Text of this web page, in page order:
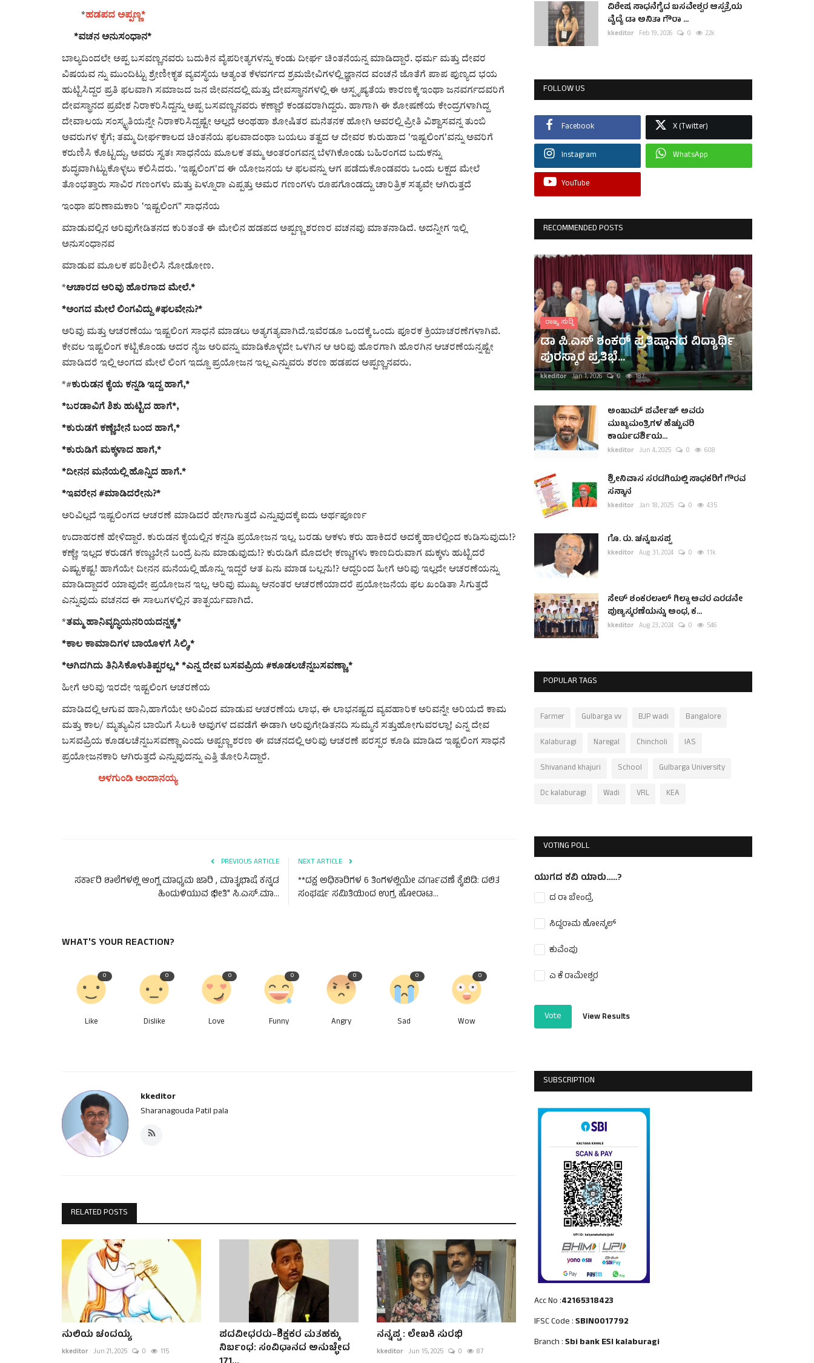
*ಹಡಪದ ಅಪ್ಪಣ್ಣ*
*ವಚನ ಅನುಸಂಧಾನ*
ಬಾಲ್ಯದಿಂದಲೇ ಅಪ್ಪ ಬಸವಣ್ಣನವರು ಬದುಕಿನ ವೈಪರೀತ್ಯಗಳನ್ನು ಕಂಡು ದೀರ್ಘ ಚಿಂತನೆಯನ್ನ ಮಾಡಿದ್ದಾರೆ. ಧರ್ಮ ಮತ್ತು ದೇವರ
ವಿಷಯವ ನ್ನು ಮುಂದಿಟ್ಟು ಶ್ರೇಣೀಕೃತ ವ್ಯವಸ್ಥೆಯ ಅತ್ಯಂತ ಕೆಳವರ್ಗದ ಶ್ರಮಜೀವಿಗಳಲ್ಲಿ ಜ್ಞಾನದ ವಂಚನೆ ಜೊತೆಗೆ ಪಾಪ ಪುಣ್ಯದ ಭಯ
ಹುಟ್ಟಿಸಿದ್ದರ ಪ್ರತಿ ಫಲವಾಗಿ ಸಮಾಜದ ಜನ ಜೀವನದಲ್ಲಿ ಮತ್ತು ದೇವಸ್ಥಾನಗಳಲ್ಲಿ ಈ ಅಸ್ಪೃಷ್ಯತೆಯ ಕಾರಣಕ್ಕೆ ಇಂಥಾ ಜನವರ್ಗದವರಿಗೆ
ದೇವಸ್ಥಾನದ ಪ್ರವೇಶ ನಿರಾಕರಿಸಿದ್ದನ್ನು ಅಪ್ಪ ಬಸವಣ್ಣನವರು ಕಣ್ಣಾರೆ ಕಂಡವರಾಗಿದ್ದರು. ಹಾಗಾಗಿ ಈ ಶೋಷಣೆಯ ಕೇಂದ್ರಗಳಾಗಿದ್ದ
ದೇವಾಲಯ ಸಂಸ್ಕೃತಿಯನ್ನೇ ನಿರಾಕರಿಸಿದ್ದಷ್ಟೇ ಅಲ್ಲದೆ ಅಂಥಹಾ ಶೋಷಿತರ ಮನೆತನಕ ಹೋಗಿ ಅವರಲ್ಲಿ ಪ್ರೀತಿ ವಿಶ್ವಾಸವನ್ನ ತುಂಬಿ
ಅವರುಗಳ ಕೈಗೆ; ತಮ್ಮ ದೀರ್ಘಕಾಲದ ಚಿಂತನೆಯ ಫಲವಾದಂಥಾ ಬಯಲು ತತ್ವದ ಆ ದೇವರ ಕುರುಹಾದ 'ಇಷ್ಟಲಿಂಗ'ವನ್ನು ಅವರಿಗೆ
ಕರುಣಿಸಿ ಕೊಟ್ಟದ್ದು, ಅವರು ಸ್ವತಃ ಸಾಧನೆಯ ಮೂಲಕ ತಮ್ಮ ಅಂತರಂಗವನ್ನ ಬೆಳಗಿಕೊಂಡು ಬಹಿರಂಗದ ಬದುಕನ್ನು
ಶುದ್ಧವಾಗಿಟ್ಟುಕೊಳ್ಳಲು ಕಲಿಸಿದರು. 'ಇಷ್ಟಲಿಂಗ'ದ ಈ ಯೋಜನಯ ಆ ಫಲವನ್ನು ಆಗ ಪಡೆದುಕೊಂಡವರು ಒಂದು ಲಕ್ಷದ ಮೇಲೆ
ತೊಂಭತ್ತಾರು ಸಾವಿರ ಗಣಂಗಳು ಮತ್ತು ಏಳ್ನೂರಾ ಎಪ್ಪತ್ತು ಅಮರ ಗಣಂಗಳು ರೂಪಗೊಂಡದ್ದು ಚಾರಿತ್ರಿಕ ಸತ್ಯವೇ ಆಗಿರುತ್ತದೆ
ಇಂಥಾ ಪರಿಣಾಮಕಾರಿ 'ಇಷ್ಟಲಿಂಗ" ಸಾಧನೆಯ
ಮಾಡುವಲ್ಲಿನ ಅರಿವುಗೇಡಿತನದ ಕುರಿತಂತೆ ಈ ಮೇಲಿನ ಹಡಪದ ಅಪ್ಪಣ್ಣ ಶರಣರ ವಚನವು ಮಾತನಾಡಿದೆ. ಅದನ್ನೀಗ ಇಲ್ಲಿ
ಅನುಸಂಧಾನವ
ಮಾಡುವ ಮೂಲಕ ಪರಿಶೀಲಿಸಿ ನೋಡೋಣ.
*ಆಚಾರದ ಅರಿವು ಹೊರಗಾದ ಮೇಲೆ.*
*ಅಂಗದ ಮೇಲೆ ಲಿಂಗವಿದ್ದು #ಫಲವೇನು?*
ಅರಿವು ಮತ್ತು ಆಚರಣೆಯು ಇಷ್ಟಲಿಂಗ ಸಾಧನೆ ಮಾಡಲು ಅತ್ಯಗತ್ಯವಾಗಿದೆ.ಇವೆರಡೂ ಒಂದಕ್ಕೆ ಒಂದು ಪೂರಕ ಕ್ರಿಯಾಚರಣೆಗಳಾಗಿವೆ.
ಕೇವಲ ಇಷ್ಟಲಿಂಗ ಕಟ್ಟಿಕೊಂಡು ಅದರ ನೈಜ ಅರಿವನ್ನು ಮಾಡಿಕೊಳ್ಳದೇ ಒಳಗಿನ ಆ ಅರಿವು ಹೊರಗಾಗಿ ಹೊರಗಿನ ಆಚರಣೆಯನ್ನಷ್ಟೇ
ಮಾಡಿದರೆ ಇಲ್ಲಿ ಅಂಗದ ಮೇಲೆ ಲಿಂಗ ಇದ್ದೂ ಪ್ರಯೋಜನ ಇಲ್ಲ ಎನ್ನುವರು ಶರಣ ಹಡಪದ ಅಪ್ಪಣ್ಣನವರು.
*#ಕುರುಡನ ಕೈಯ ಕನ್ನಡಿ ಇದ್ದ ಹಾಗೆ,*
*ಬರಡಾವಿಗೆ ಶಿಶು ಹುಟ್ಟಿದ ಹಾಗೆ*,
*ಕುರುಡಗೆ ಕಣ್ಣೆಬೇನೆ ಬಂದ ಹಾಗೆ,*
*ಕುರುಡಿಗೆ ಮಕ್ಕಳಾದ ಹಾಗೆ,*
*ದೀನನ ಮನೆಯಲ್ಲಿ ಹೊನ್ನಿದ ಹಾಗೆ.*
*ಇವರೇನ #ಮಾಡಿದರೇನು?*
ಅರಿವಿಲ್ಲದೆ ಇಷ್ಟಲಿಂಗದ ಆಚರಣೆ ಮಾಡಿದರೆ ಹೇಗಾಗುತ್ತದೆ ಎನ್ನುವುದಕ್ಕೆ ಐದು ಅರ್ಥಪೂರ್ಣ
ಉದಾಹರಣೆ ಹೇಳಿದ್ದಾರೆ. ಕುರುಡನ ಕೈಯಲ್ಲಿನ ಕನ್ನಡಿ ಪ್ರಯೋಜನ ಇಲ್ಲ. ಬರಡು ಆಕಳು ಕರು ಹಾಕಿದರೆ ಅದಕ್ಕೆ ಹಾಲೆಲ್ಲಿಂದ ಕುಡಿಸುವುದು!?
ಕಣ್ಣೇ ಇಲ್ಲದ ಕರುಡಗೆ ಕಣ್ಣುಬೇನೆ ಬಂದ್ರೆ ಏನು ಮಾಡುವುದು!? ಕುರುಡಿಗೆ ಮೊದಲೇ ಕಣ್ಣುಗಳು ಕಾಣದಿರುವಾಗ ಮಕ್ಕಳು ಹುಟ್ಟಿದರೆ
ಎಷ್ಟುಕಷ್ಟ! ಹಾಗೆಯೇ ದೀನನ ಮನೆಯಲ್ಲಿ ಹೊನ್ನು ಇದ್ದರೆ ಆತ ಏನು ಮಾಡ ಬಲ್ಲನು!? ಆದ್ದರಿಂದ ಹೀಗೆ ಅರಿವು ಇಲ್ಲದೇ ಆಚರಣೆಯನ್ನು
ಮಾಡಿದ್ದಾದರೆ ಯಾವುದೇ ಪ್ರಯೋಜನ ಇಲ್ಲ. ಅರಿವು ಮುಖ್ಯ ಆನಂತರ ಆಚರಣೆಯಾದರೆ ಪ್ರಯೋಜನೆಯ ಫಲ ಖಂಡಿತಾ ಸಿಗುತ್ತದೆ
ಎನ್ನುವುದು ವಚನದ ಈ ಸಾಲುಗಳಲ್ಲಿನ ತಾತ್ಪರ್ಯವಾಗಿದೆ.
*ತಮ್ಮ ಹಾನಿವೃದ್ಧಿಯನರಿಯದನ್ನಕ್ಕ,*
*ಕಾಲ ಕಾಮಾದಿಗಳ ಬಾಯೊಳಗೆ ಸಿಲ್ಕಿ,*
*ಅಗಿದಗಿದು ತಿನಿಸಿಕೊಳುತಿಪ್ಪರಲ್ಲ,* *ಎನ್ನ ದೇವ ಬಸವಪ್ರಿಯ #ಕೂಡಲಚೆನ್ನಬಸವಣ್ಣಾ.*
ಹೀಗೆ ಅರಿವು ಇರದೇ ಇಷ್ಟಲಿಂಗ ಆಚರಣೆಯ
ಮಾಡಿದಲ್ಲಿ ಆಗುವ ಹಾನಿ,ಹಾಗೆಯೇ ಅರಿವಿಂದ ಮಾಡುವ ಆಚರಣೆಯ ಲಾಭ, ಈ ಲಾಭನಷ್ಟದ ವ್ಯವಹಾರಿಕ ಅರಿವನ್ನೇ ಅರಿಯದೆ ಕಾಮ
ಮತ್ತು ಕಾಲ/ ಮೃತ್ಯುವಿನ ಬಾಯಿಗೆ ಸಿಲುಕಿ ಅವುಗಳ ದವಡೆಗೆ ಈಡಾಗಿ ಅರಿವುಗೇಡಿತನದಿ ಸುಮ್ಮನೆ ಸತ್ತುಹೋಗುವರಲ್ಲಾ! ಎನ್ನ ದೇವ
ಬಸವಪ್ರಿಯ ಕೂಡಲಚೆನ್ನಬಸವಣ್ಣಾ ಎಂದು ಅಪ್ಪಣ್ಣ ಶರಣ ಈ ವಚನದಲ್ಲಿ ಅರಿವು ಆಚರಣೆ ಪರಸ್ಪರ ಕೂಡಿ ಮಾಡಿದ ಇಷ್ಟಲಿಂಗ ಸಾಧನೆ
ಪ್ರಯೋಜನಕಾರಿ ಆಗಿರುತ್ತದೆ ಎನ್ನುವುದನ್ನು ಎತ್ತಿ ತೋರಿಸಿದ್ದಾರೆ.
ಅಳಗುಂಡಿ ಅಂದಾನಯ್ಯ
PREVIOUS ARTICLE
ಸರ್ಕಾರಿ ಶಾಲೆಗಳಲ್ಲಿ ಆಂಗ್ಲ ಮಾಧ್ಯಮ ಜಾರಿ , ಮಾತೃಭಾಷೆ ಕನ್ನಡ
ಹಿಂದುಳಿಯುವ ಭೀತಿ" ಸಿ.ಎಸ್.ಮಾ...
NEXT ARTICLE
**ದಕ್ಷ ಅಧಿಕಾರಿಗಳ 6 ತಿಂಗಳಲ್ಲಿಯೇ ವರ್ಗಾವಣೆ ಕೈಬಿಡಿ: ದಲಿತ
ಸಂಘರ್ಷ ಸಮಿತಿಯಿಂದ ಉಗ್ರ ಹೋರಾಟ...
WHAT'S YOUR REACTION?
0
Like
0
Dislike
0
Love
0
Funny
0
Angry
0
Sad
0
Wow
kkeditor
Sharanagouda Patil pala
RELATED POSTS
ನುಲಿಯ ಚಂದಯ್ಯ
kkeditor Jun 21, 2025 0 115
ಪದವೀಧರರು–ಶಿಕ್ಷಕರ ಮತಹಕ್ಕು
ನಿರ್ಬಂಧ: ಸಂವಿಧಾನದ ಅನುಚ್ಛೇದ
ನನ್ನಪ್ಪ : ಲೇಖಕಿ ಸುರಭಿ
kkeditor Jun 15, 2025 0 87
ವಿಶೇಷ ಸಾಧನೆಗೈದ ಬಸವೇಶ್ವರ ಆಸ್ಪತ್ರೆಯ
ವೈದ್ಯೆ ಡಾ ಅನಿತಾ ಗೌರಾ ...
kkeditor Feb 19, 2026 0 2.2k
FOLLOW US
Facebook X (Twitter)
Instagram WhatsApp
YouTube
RECOMMENDED POSTS
ರಾಜ್ಯ ಸುದ್ದಿ
ಡಾ ಪಿ.ಎಸ್ ಶಂಕರ್ ಪ್ರತಿಷ್ಠಾನದ ವಿದ್ಯಾರ್ಥಿ
ಪುರಸ್ಕಾರ ಪ್ರತಿಭೆ...
kkeditor Jan 1, 2026 0 187
ಅಂಜುಮ್ ಪರ್ವೇಜ್ ಅವರು
ಮುಖ್ಯಮಂತ್ರಿಗಳ ಹೆಚ್ಚುವರಿ
ಕಾರ್ಯದರ್ಶಿಯ...
kkeditor Jun 4, 2025 0 608
ಶ್ರೀನಿವಾಸ ಸರಡಗಿಯಲ್ಲಿ ಸಾಧಕರಿಗೆ ಗೌರವ
ಸನ್ಮಾನ
kkeditor Jan 18, 2025 0 435
ಗೊ. ರು. ಚನ್ನಬಸಪ್ಪ
kkeditor Aug 31, 2024 0 1.1k
ಸೇಠ್ ಶಂಕರಲಾಲ್ ಗಿಲ್ಡಾ ಅವರ ಎರಡನೇ
ಪುಣ್ಯಸ್ಮರಣೆಯನ್ನು ಅಂಧ, ಕ...
kkeditor Aug 23, 2024 0 546
POPULAR TAGS
Farmer Gulbarga vv BJP wadi
Bangalore
Kalaburagi
Naregal Chincholi
IAS
Shivanand khajuri
School
Gulbarga University
Dc kalaburagi
Wadi VRL KEA
VOTING POLL
ಯುಗದ ಕವಿ ಯಾರು......?
ದ ರಾ ಬೇಂದ್ರೆ
ಸಿದ್ದರಾಮ ಹೋನ್ಕಲ್
ಕುವೆಂಪು
ಎ ಕೆ ರಾಮೇಶ್ವರ
Vote View Results
SUBSCRIPTION
Acc No :42165318423
IFSC Code :SBIN0017792
Branch :Sbi bank ESI kalaburagi